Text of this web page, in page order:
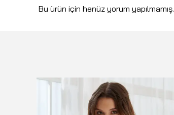
Bu ürün için henüz yorum yapılmamış.